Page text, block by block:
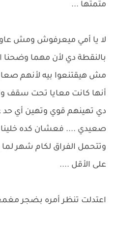
متمتها ...
لا يا أمي ميعرفوش ومش
بالنقطة دي لأن مهما وضحنا
مش هيقتنعوا بيه لأنهم
أنها كانت معايا تحت سقف
دي تهينهم قوي وتهين أي
صعيدي .... فعشان كده
وتتحمل الفراق لكام شهر لما
على الأقل ....
اعتدلت تنظر أمره بضجر